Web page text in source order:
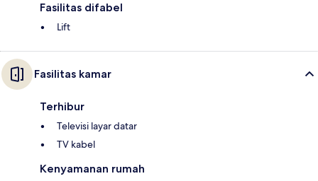
Fasilitas difabel
Lift
Fasilitas kamar
Terhibur
Televisi layar datar
TV kabel
Kenyamanan rumah